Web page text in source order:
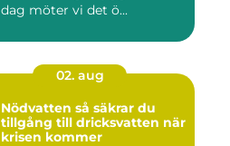
dag möter vi det ö...
02. aug
Nödvatten så säkrar du
tillgång till dricksvatten när
krisen kommer